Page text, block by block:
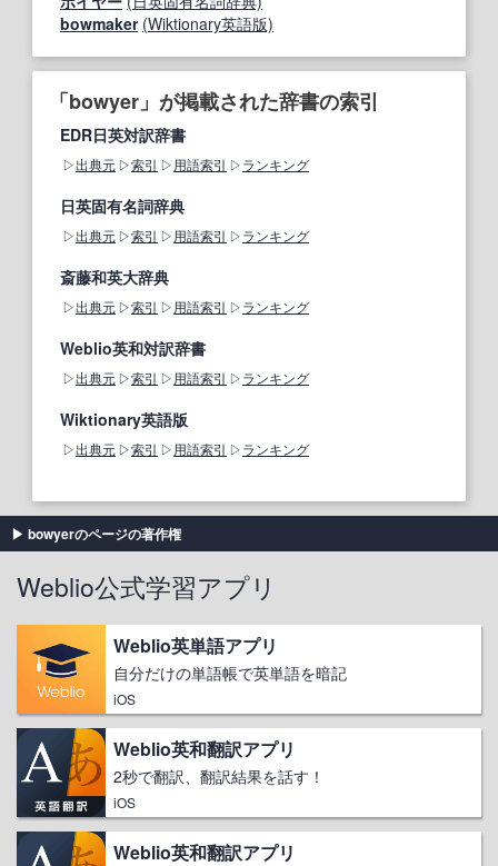
bowmaker (Wiktionary英語版)
「bowyer」が掲載された辞書の索引
EDR日英対訳辞書
出典元 索引 用語索引 ランキング
日英固有名詞辞典
出典元 索引 用語索引 ランキング
斎藤和英大辞典
出典元 索引 用語索引 ランキング
Weblio英和対訳辞書
出典元 索引 用語索引 ランキング
Wiktionary英語版
出典元 索引 用語索引 ランキング
bowyerのページの著作権
Weblio公式学習アプリ
Weblio英単語アプリ
自分だけの単語帳で英単語を暗記
iOS
Weblio英和翻訳アプリ
2秒で翻訳、翻訳結果を話す！
iOS
Weblio英和翻訳アプリ